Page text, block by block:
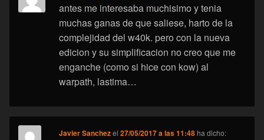
antes me interesaba muchisimo y tenia
muchas ganas de que saliese, harto de la
complejidad del w40k. pero con la nueva
edicion y su simplificacion no creo que me
enganche (como si hice con kow) al
warpath, lastima…
Javier Sanchezel27/05/2017 a las 11:48 ha dicho: